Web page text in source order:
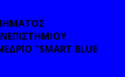
"SMART BLUE